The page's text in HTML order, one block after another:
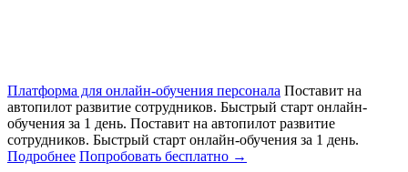
Платформа для онлайн-обучения персонала Поставит на
автопилот развитие сотрудников. Быстрый старт онлайн‑
обучения за 1 день. Поставит на автопилот развитие
сотрудников. Быстрый старт онлайн‑обучения за 1 день.
Подробнее Попробовать бесплатно →